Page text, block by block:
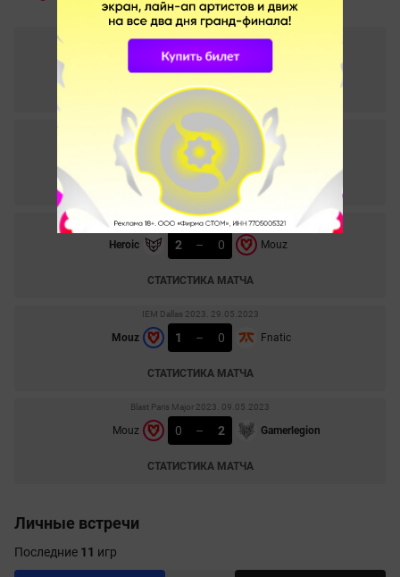
0 – 2
СТАТИСТИКА МАТЧА
IEM Dallas 2023. 30.05.2023
Mouz 2 – 0 Furia
СТАТИСТИКА МАТЧА
IEM Dallas 2023. 30.05.2023
Heroic 2 – 0 Mouz
СТАТИСТИКА МАТЧА
IEM Dallas 2023. 29.05.2023
Mouz 1 – 0 Fnatic
СТАТИСТИКА МАТЧА
Blast Paris Major 2023. 09.05.2023
Mouz 0 – 2 Gamerlegion
СТАТИСТИКА МАТЧА
Личные встречи
Последние 11 игр